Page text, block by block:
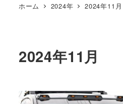
ホーム 2024年 2024年11月
2024年11月